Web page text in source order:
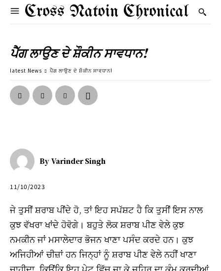
Cross Natoin Chronical
ਪੈੱਗ ਲਾਉਣ ਦੇ ਸ਼ੌਕੀਨ ਸਾਵਧਾਨ!
latest News ਪੈੱਗ ਲਾਉਣ ਦੇ ਸ਼ੌਕੀਨ ਸਾਵਧਾਨ!
By Varinder Singh
11/10/2023
ਜੇ ਤੁਸੀਂ ਸ਼ਰਾਬ ਪੀਂਦੇ ਹੋ, ਤਾਂ ਇਹ ਸਪੱਸ਼ਟ ਹੈ ਕਿ ਤੁਸੀਂ ਇਸ ਨਾਲ
ਕੁਝ ਵੱਖਰਾ ਖਾਂਦੇ ਹੋਵੋਗੇ। ਬਹੁਤੇ ਲੋਕ ਸ਼ਰਾਬ ਪੀਣ ਵੇਲੇ ਕੁਝ
ਨਮਕੀਨ ਜਾਂ ਮਸਾਲੇਦਾਰ ਭੋਜਨ ਖਾਣਾ ਪਸੰਦ ਕਰਦੇ ਹਨ। ਕੁਝ
ਅਜਿਹੀਆਂ ਚੀਜ਼ਾਂ ਹਨ ਜਿਨ੍ਹਾਂ ਨੂੰ ਸ਼ਰਾਬ ਪੀਣ ਵੇਲੇ ਨਹੀਂ ਖਾਣਾ
ਚਾਹੀਦਾ, ਕਿਉਂਕਿ ਇਹ ਪੇਟ ਵਿੱਚ ਜਾ ਕੇ ਜ਼ਹਿਰ ਦਾ ਕੰਮ ਕਰਦੀਆਂ